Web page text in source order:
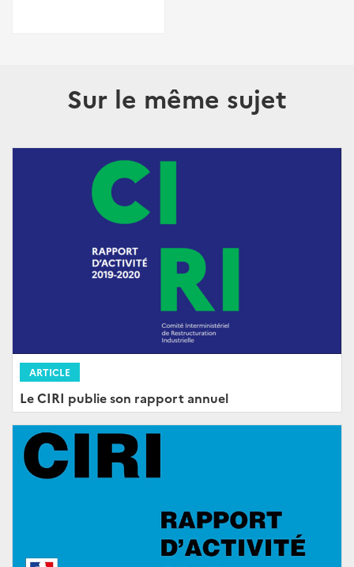
Sur le même sujet
ARTICLE
Le CIRI publie son rapport annuel